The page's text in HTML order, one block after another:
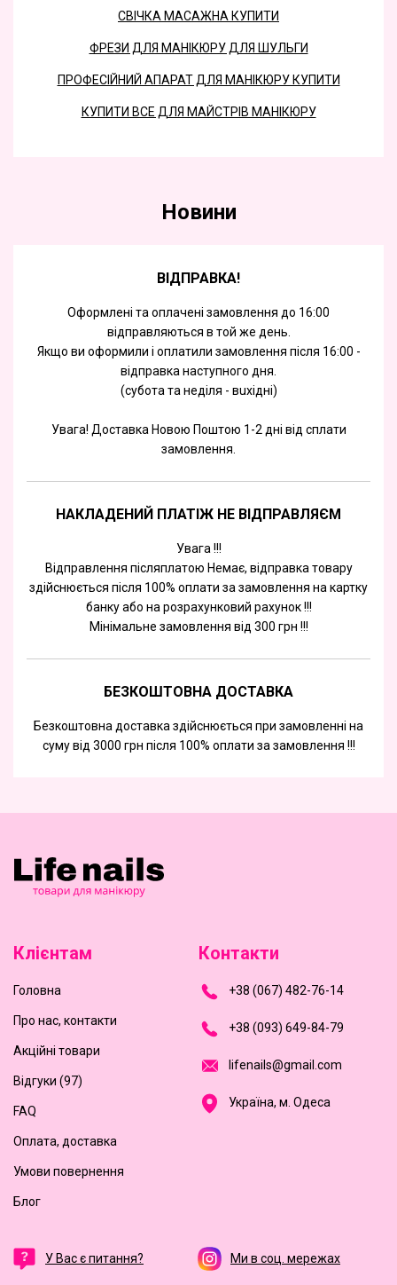
СВІЧКА МАСАЖНА КУПИТИ
ФРЕЗИ ДЛЯ МАНІКЮРУ ДЛЯ ШУЛЬГИ
ПРОФЕСІЙНИЙ АПАРАТ ДЛЯ МАНІКЮРУ КУПИТИ
КУПИТИ ВСЕ ДЛЯ МАЙСТРІВ МАНІКЮРУ
Новини
ВІДПРАВКА!
Оформлені та оплачені замовлення до 16:00
відправляються в той же день.
Якщо ви оформили і оплатили замовлення після 16:00 -
відправка наступного дня.
(субота та недiля - вuхiднi)
Увага! Доставка Новою Поштою 1-2 дні від сплати
замовлення.
НАКЛАДЕНИЙ ПЛАТІЖ НЕ ВІДПРАВЛЯЄМ
Увага !!!
Відправлення післяплатою Немає, відправка товару
здійснюється після 100% оплати за замовлення на картку
банку або на розрахунковий рахунок !!!
Мінімальне замовлення від 300 грн !!!
БЕЗКОШТОВНА ДОСТАВКА
Безкоштовна доставка здійснюється при замовленні на
суму від 3000 грн після 100% оплати за замовлення !!!
Клієнтам
Головна
Про нас, контакти
Акційні товари
Відгуки (97)
FAQ
Оплата, доставка
Умови повернення
Блог
Контакти
+38 (067) 482-76-14
+38 (093) 649-84-79
ifenai s@gmai com
Україна, м. Одеса
У Вас є питання? Ми в соц. мережах